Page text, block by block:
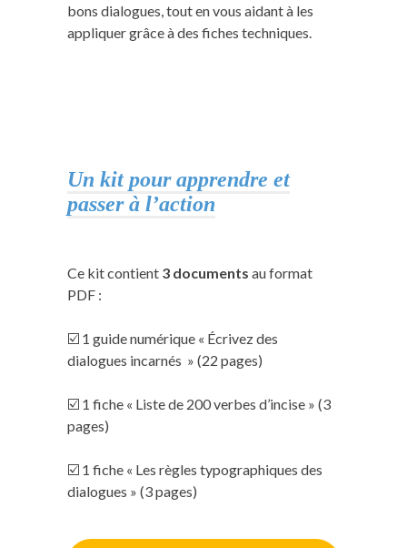
bons dialogues, tout en vous aidant à les
appliquer grâce à des fiches techniques.
Un kit pour apprendre et
passer à l’action
Ce kit contient 3 documents au format
PDF :
☑️ 1 guide numérique « Écrivez des
dialogues incarnés » (22 pages)
☑️ 1 fiche « Liste de 200 verbes d’incise » (3
pages)
☑️ 1 fiche « Les règles typographiques des
dialogues » (3 pages)